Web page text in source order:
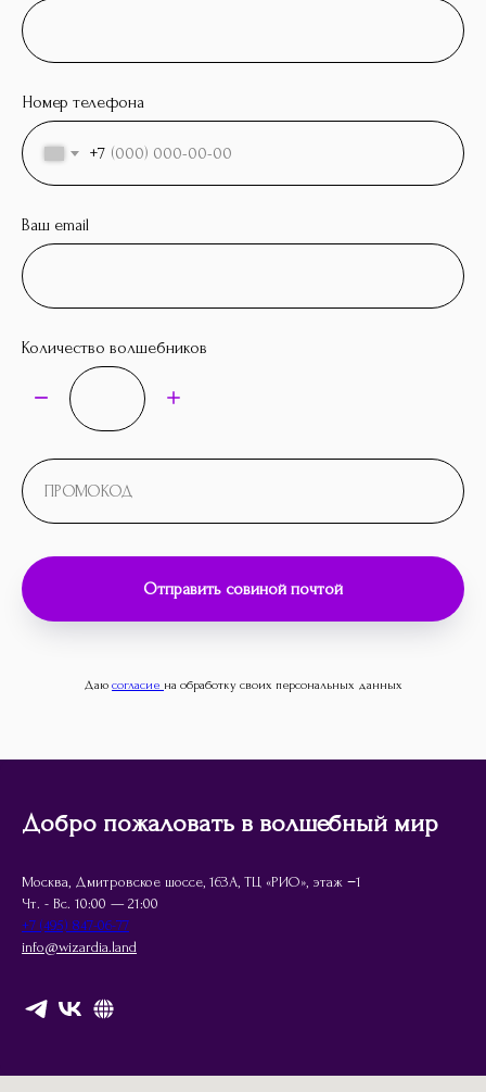
Номер телефона
+7
Ваш email
Количество волшебников
Отправить совиной почтой
Даю согласие на обработку своих персональных данных
Добро пожаловать в волшебный мир
Москва, Дмитровское шоссе, 163А, ТЦ «РИО», этаж −1
Чт. - Вс. 10:00 — 21:00
+7 (495) 847-06-77
info@wizardia.land